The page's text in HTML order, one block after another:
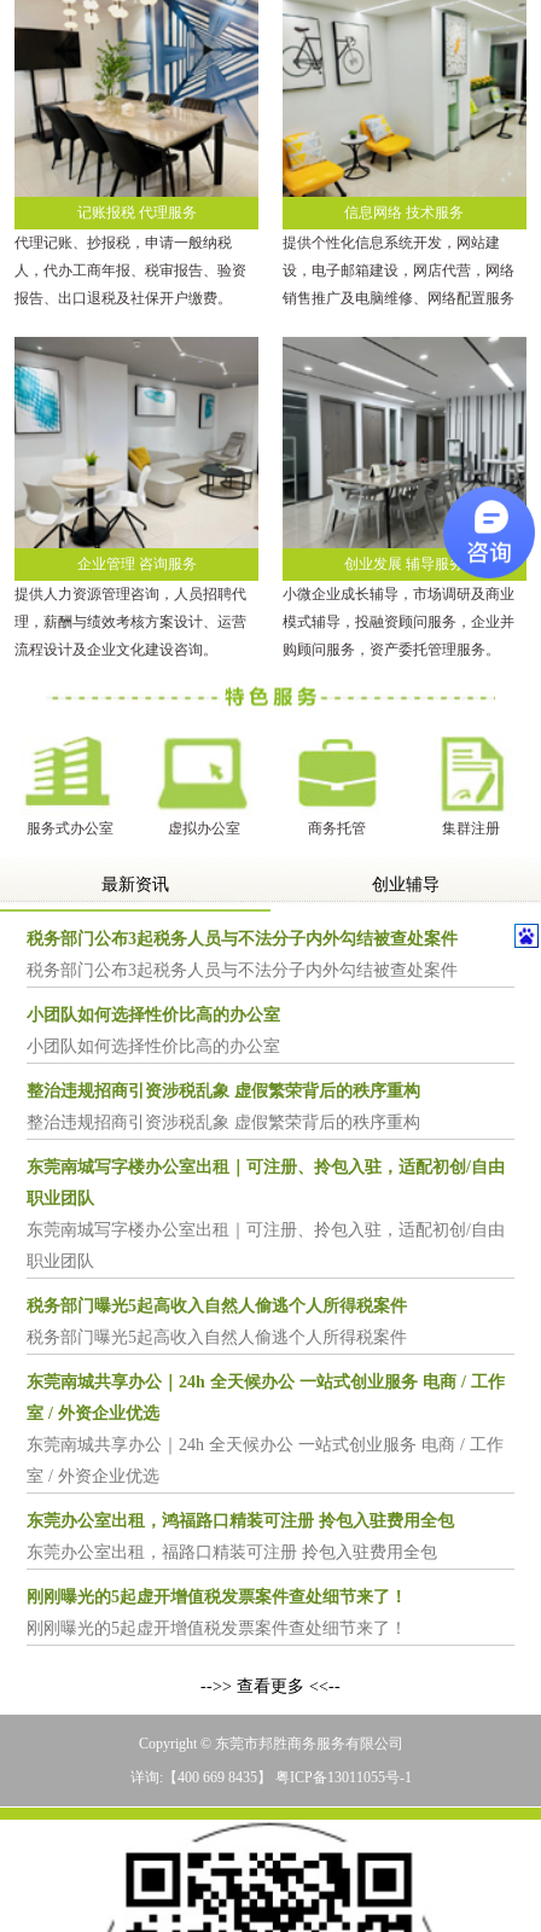
记账报税 代理服务
代理记账、抄报税，申请一般纳税
人，代办工商年报、税审报告、验资
报告、出口退税及社保开户缴费。
信息网络 技术服务
提供个性化信息系统开发，网站建
设，电子邮箱建设，网店代营，网络
销售推广及电脑维修、网络配置服务
企业管理 咨询服务
提供人力资源管理咨询，人员招聘代
理，薪酬与绩效考核方案设计、运营
流程设计及企业文化建设咨询。
创业发展 辅导服务
小微企业成长辅导，市场调研及商业
模式辅导，投融资顾问服务，企业并
购顾问服务，资产委托管理服务。
服务式办公室 虚拟办公室 商务托管 集群注册
最新资讯 创业辅导
税务部门公布3起税务人员与不法分子内外勾结被查处案件
税务部门公布3起税务人员与不法分子内外勾结被查处案件
小团队如何选择性价比高的办公室
小团队如何选择性价比高的办公室
整治违规招商引资涉税乱象 虚假繁荣背后的秩序重构
整治违规招商引资涉税乱象 虚假繁荣背后的秩序重构
东莞南城写字楼办公室出租｜可注册、拎包入驻，适配初创/自由
职业团队
东莞南城写字楼办公室出租｜可注册、拎包入驻，适配初创/自由
职业团队
税务部门曝光5起高收入自然人偷逃个人所得税案件
税务部门曝光5起高收入自然人偷逃个人所得税案件
东莞南城共享办公｜24h 全天候办公 一站式创业服务 电商 / 工作
室 / 外资企业优选
东莞南城共享办公｜24h 全天候办公 一站式创业服务 电商 / 工作
室 / 外资企业优选
东莞办公室出租，鸿福路口精装可注册 拎包入驻费用全包
东莞办公室出租，福路口精装可注册 拎包入驻费用全包
刚刚曝光的5起虚开增值税发票案件查处细节来了！
刚刚曝光的5起虚开增值税发票案件查处细节来了！
-->> 查看更多 <<--
Copyright © 东莞市邦胜商务服务有限公司
详询:【400 669 8435】 粤ICP备13011055号-1